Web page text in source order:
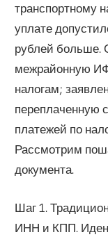
транспортному
уплате
рублей больше.
межрайонную
налогам;
переплаченную
платежей по
Рассмотрим
документа.
Шаг 1.
ИНН и КПП.